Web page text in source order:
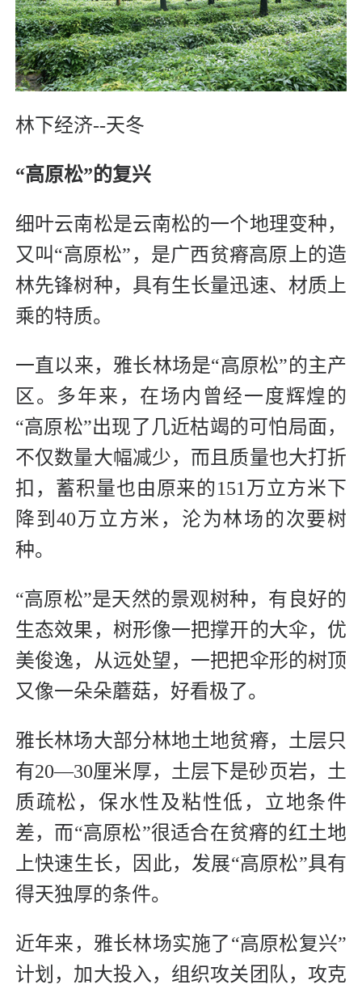
林下经济--天冬
“高原松”的复兴
细叶云南松是云南松的一个地理变种，
又叫“高原松”，是广西贫瘠高原上的造
林先锋树种，具有生长量迅速、材质上
乘的特质。
一直以来，雅长林场是“高原松”的主产
区。多年来，在场内曾经一度辉煌的
“高原松”出现了几近枯竭的可怕局面，
不仅数量大幅减少，而且质量也大打折
扣，蓄积量也由原来的151万立方米下
降到40万立方米，沦为林场的次要树
种。
“高原松”是天然的景观树种，有良好的
生态效果，树形像一把撑开的大伞，优
美俊逸，从远处望，一把把伞形的树顶
又像一朵朵蘑菇，好看极了。
雅长林场大部分林地土地贫瘠，土层只
有20―30厘米厚，土层下是砂页岩，土
质疏松，保水性及粘性低，立地条件
差，而“高原松”很适合在贫瘠的红土地
上快速生长，因此，发展“高原松”具有
得天独厚的条件。
近年来，雅长林场实施了“高原松复兴”
计划，加大投入，组织攻关团队，攻克